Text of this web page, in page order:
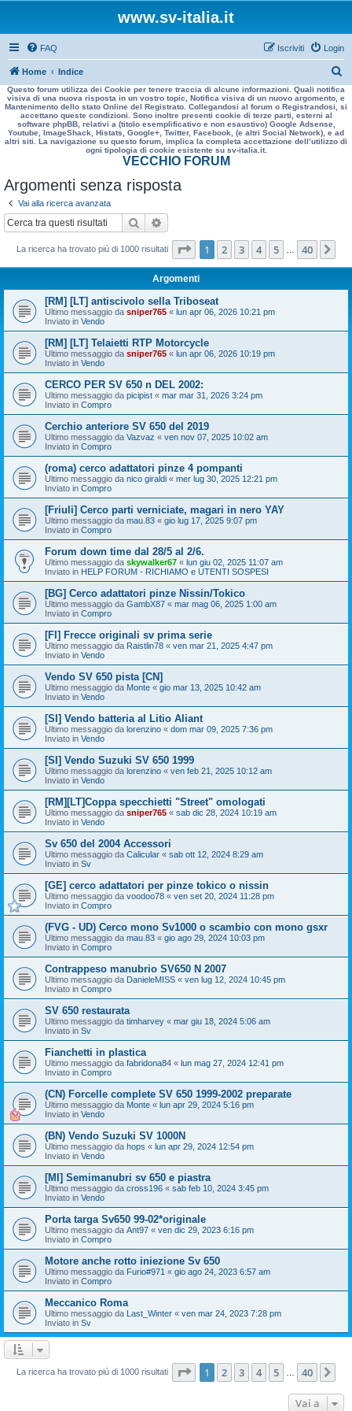
www.sv-italia.it
FAQ Login
Iscriviti
Home Indice
e
r
a
Questo forum utilizza dei Cookie per tenere traccia di alcune informazioni. Quali notifica
visiva di una nuova risposta in un vostro topic, Notifica visiva di un nuovo argomento, e
Mantenimento dello stato Online del Registrato. Collegandosi al forum o Registrandosi, si
accettano queste condizioni. Sono inoltre presenti cookie di terze parti, esterni al
software phpBB, relativi a (titolo esemplificativo e non esaustivo) Google Adsense,
Youtube, ImageShack, Histats, Google+, Twitter, Facebook, (e altri Social Network), e ad
altri siti. La navigazione su questo forum, implica la completa accettazione dell’utilizzo di
ogni tipologia di cookie esistente su sv-italia.it.
VECCHIO FORUM
Argomenti senza risposta
Vai alla ricerca avanzata
Cerca
La ricerca ha trovato più di 1000 risultati Pagina di 40
1 2 3 4 5 40
Argomenti
[RM] [LT] antiscivolo sella Triboseat
Ultimo messaggio da sniper765 « lun apr 06, 2026 10:21 pm
Inviato in Vendo
[RM] [LT] Telaietti RTP Motorcycle
Ultimo messaggio da sniper765 « lun apr 06, 2026 10:19 pm
Inviato in Vendo
CERCO PER SV 650 n DEL 2002:
Ultimo messaggio da picipist « mar mar 31, 2026 3:24 pm
Inviato in Compro
Cerchio anteriore SV 650 del 2019
Ultimo messaggio da Vazvaz « ven nov 07, 2025 10:02 am
Inviato in Compro
(roma) cerco adattatori pinze 4 pompanti
Ultimo messaggio da nico giraldi « mer lug 30, 2025 12:21 pm
Inviato in Compro
[Friuli] Cerco parti verniciate, magari in nero YAY
Ultimo messaggio da mau.83 « gio lug 17, 2025 9:07 pm
Inviato in Compro
Forum down time dal 28/5 al 2/6.
Ultimo messaggio da skywalker67 « lun giu 02, 2025 11:07 am
Inviato in HELP FORUM - RICHIAMO e UTENTI SOSPESI
[BG] Cerco adattatori pinze Nissin/Tokico
Ultimo messaggio da GambX87 « mar mag 06, 2025 1:00 am
Inviato in Compro
[FI] Frecce originali sv prima serie
Ultimo messaggio da Raistlin78 « ven mar 21, 2025 4:47 pm
Inviato in Vendo
Vendo SV 650 pista [CN]
Ultimo messaggio da Monte « gio mar 13, 2025 10:42 am
Inviato in Vendo
[SI] Vendo batteria al Litio Aliant
Ultimo messaggio da lorenzino « dom mar 09, 2025 7:36 pm
Inviato in Vendo
[SI] Vendo Suzuki SV 650 1999
Ultimo messaggio da lorenzino « ven feb 21, 2025 10:12 am
Inviato in Vendo
[RM][LT]Coppa specchietti "Street" omologati
Ultimo messaggio da sniper765 « sab dic 28, 2024 10:19 am
Inviato in Vendo
Sv 650 del 2004 Accessori
Ultimo messaggio da Calicular « sab ott 12, 2024 8:29 am
Inviato in Sv
[GE] cerco adattatori per pinze tokico o nissin
Ultimo messaggio da voodoo78 « ven set 20, 2024 11:28 pm
Inviato in Compro
(FVG - UD) Cerco mono Sv1000 o scambio con mono gsxr
Ultimo messaggio da mau.83 « gio ago 29, 2024 10:03 pm
Inviato in Compro
Contrappeso manubrio SV650 N 2007
Ultimo messaggio da DanieleMISS « ven lug 12, 2024 10:45 pm
Inviato in Compro
SV 650 restaurata
Ultimo messaggio da timharvey « mar giu 18, 2024 5:06 am
Inviato in Sv
Fianchetti in plastica
Ultimo messaggio da fabridona84 « lun mag 27, 2024 12:41 pm
Inviato in Compro
(CN) Forcelle complete SV 650 1999-2002 preparate
Ultimo messaggio da Monte « lun apr 29, 2024 5:16 pm
Inviato in Vendo
(BN) Vendo Suzuki SV 1000N
Ultimo messaggio da hops « lun apr 29, 2024 12:54 pm
Inviato in Vendo
[MI] Semimanubri sv 650 e piastra
Ultimo messaggio da cross196 « sab feb 10, 2024 3:45 pm
Inviato in Vendo
Porta targa Sv650 99-02*originale
Ultimo messaggio da Ant97 « ven dic 29, 2023 6:16 pm
Inviato in Compro
Motore anche rotto iniezione Sv 650
Ultimo messaggio da Furio#971 « gio ago 24, 2023 6:57 am
Inviato in Compro
Meccanico Roma
Ultimo messaggio da Last_Winter « ven mar 24, 2023 7:28 pm
Inviato in Sv
La ricerca ha trovato più di 1000 risultati Pagina di 40
1 2 3 4 5 40
Vai a